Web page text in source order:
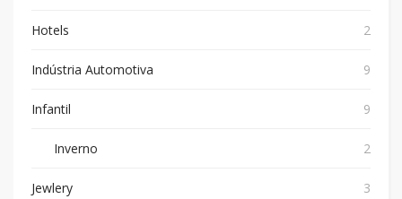
Hotels 2
Indústria Automotiva 9
Infantil 9
Inverno 2
Jewlery 3